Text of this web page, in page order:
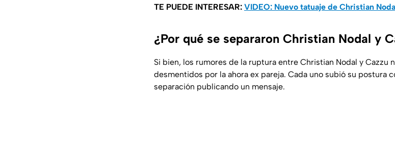
TE PUEDE INTERESAR: VIDEO: Nuevo tatuaje de Christian
¿Por qué se separaron Christian Nodal y
Si bien, los rumores de la ruptura entre Christian Nodal y Cazzu
desmentidos por la ahora ex pareja. Cada uno subió su postura
separación publicando un mensaje.